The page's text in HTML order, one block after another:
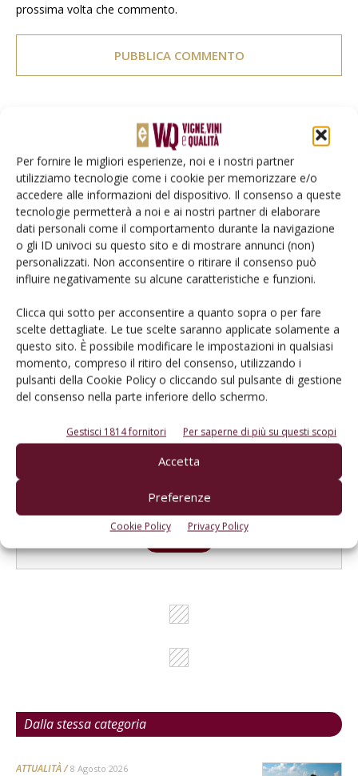
Per fornire le migliori esperienze, noi e i nostri partner
utilizziamo tecnologie come i cookie per memorizzare e/o
accedere alle informazioni del dispositivo. Il consenso a queste
tecnologie permetterà a noi e ai nostri partner di elaborare
dati personali come il comportamento durante la navigazione
o gli ID univoci su questo sito e di mostrare annunci (non)
personalizzati. Non acconsentire o ritirare il consenso può
influire negativamente su alcune caratteristiche e funzioni.
Clicca qui sotto per acconsentire a quanto sopra o per fare
scelte dettagliate. Le tue scelte saranno applicate solamente a
questo sito. È possibile modificare le impostazioni in qualsiasi
momento, compreso il ritiro del consenso, utilizzando i
pulsanti della Cookie Policy o cliccando sul pulsante di gestione
del consenso nella parte inferiore dello schermo.
Gestisci 1814 fornitori Per saperne di più su questi scopi
Accetta
Preferenze
Cookie Policy Privacy Policy
prossima volta che commento.
Tecniche, prodotti e servizi dalle aziende
Catalogo Aziende e Prodotti
Un modo semplice per cercare un'azienda o un
prodotto!
Cerca adesso
I consigli di Terra e Vita agli agricoltori
Dalla stessa categoria
ATTUALITÀ 8 Agosto 2026